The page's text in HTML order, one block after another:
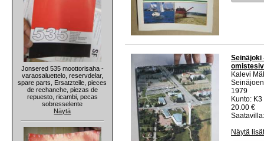
Jonsered 535 moottorisaha -
varaosaluettelo, reservdelar,
spare parts, Ersatzteile, pieces
de rechanche, piezas de
repuesto, ricambi, pecas
sobresselente
Näytä
Seinäjoki
Kalevi
1979
Kunto:
20.00 €
Näytä